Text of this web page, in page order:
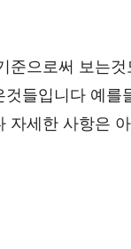
준으로써 보는
들입니다 예
자세한 사항은